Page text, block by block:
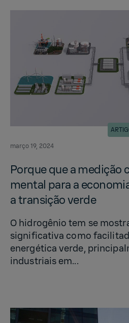
março 19, 2024
Porque que a
men­tal para a
a transição verde
O hidrogênio tem se
significativa como
energética verde,
industriais em...